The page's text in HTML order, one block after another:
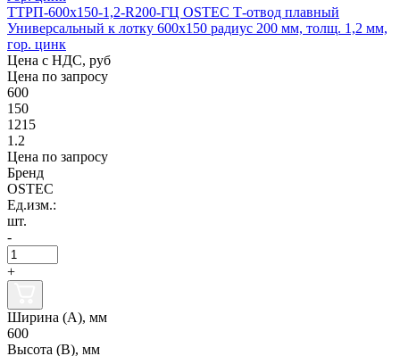
ТТРП-600х150-1,2-R200-ГЦ OSTEC Т-отвод плавный
Универсальный к лотку 600х150 радиус 200 мм, толщ. 1,2 мм,
гор. цинк
Цена с НДС, руб
Цена по запросу
600
150
1215
1.2
Цена по запросу
Бренд
OSTEC
Ед.изм.:
шт.
-
+
Ширина (А), мм
600
Высота (В), мм